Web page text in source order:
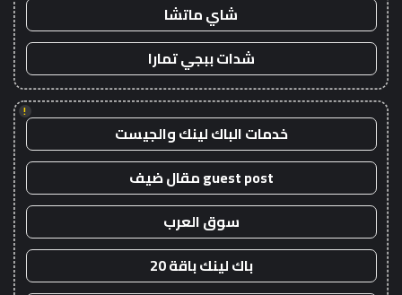
شاي ماتشا
شدات ببجي تمارا
!
خدمات الباك لينك والجيست
guest post مقال ضيف
سوق العرب
باك لينك باقة 20